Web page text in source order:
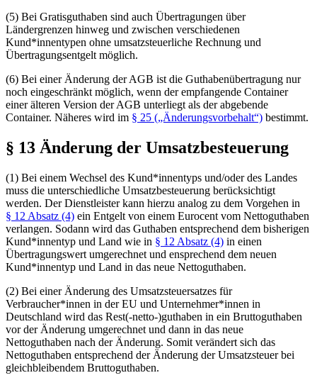
(5) Bei Gratisguthaben sind auch Übertragungen über
Ländergrenzen hinweg und zwischen verschiedenen
Kund*innentypen ohne umsatzsteuerliche Rechnung und
Übertragungsentgelt möglich.
(6) Bei einer Änderung der AGB ist die Guthabenübertragung nur
noch eingeschränkt möglich, wenn der empfangende Container
einer älteren Version der AGB unterliegt als der abgebende
Container. Näheres wird im § 25 („Än­de­rungs­vor­be­halt“) bestimmt.
§ 13 Änderung der Umsatzbesteuerung
(1) Bei einem Wechsel des Kund*innentyps und/oder des Landes
muss die unterschiedliche Umsatzbesteuerung berücksichtigt
werden. Der Dienstleister kann hierzu analog zu dem Vorgehen in
§ 12 Ab­satz (4) ein Entgelt von einem Eurocent vom Nettoguthaben
verlangen. Sodann wird das Guthaben entsprechend dem bisherigen
Kund*innentyp und Land wie in § 12 Ab­satz (4) in einen
Übertragungswert umgerechnet und ensprechend dem neuen
Kund*innentyp und Land in das neue Nettoguthaben.
(2) Bei einer Änderung des Umsatzsteuersatzes für
Verbraucher*innen in der EU und Unternehmer*innen in
Deutschland wird das Rest(-netto-)guthaben in ein Bruttoguthaben
vor der Änderung umgerechnet und dann in das neue
Nettoguthaben nach der Änderung. Somit verändert sich das
Nettoguthaben entsprechend der Änderung der Umsatzsteuer bei
gleichbleibendem Bruttoguthaben.